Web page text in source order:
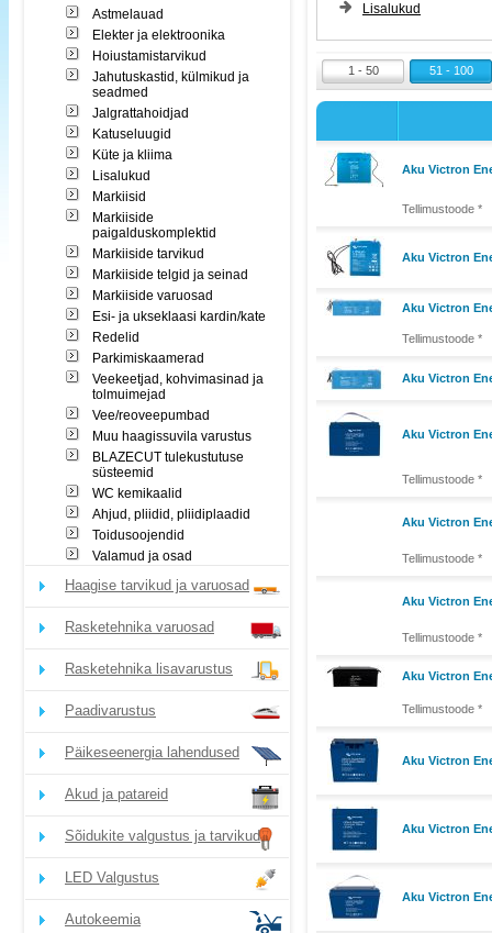
Astmelauad
Elekter ja elektroonika
Hoiustamistarvikud
Jahutuskastid, külmikud ja
seadmed
Jalgrattahoidjad
Katuseluugid
Küte ja kliima
Lisalukud
Markiisid
Markiiside
paigalduskomplektid
Markiiside tarvikud
Markiiside telgid ja seinad
Markiiside varuosad
Esi- ja ukseklaasi kardin/kate
Redelid
Parkimiskaamerad
Veekeetjad, kohvimasinad ja
tolmuimejad
Vee/reoveepumbad
Muu haagissuvila varustus
BLAZECUT tulekustutuse
süsteemid
WC kemikaalid
Ahjud, pliidid, pliidiplaadid
Toidusoojendid
Valamud ja osad
Haagise tarvikud ja varuosad
Rasketehnika varuosad
Rasketehnika lisavarustus
Paadivarustus
Päikeseenergia lahendused
Akud ja patareid
Sõidukite valgustus ja tarvikud
LED Valgustus
Autokeemia
Lisalukud
1 - 50 51 - 100
Aku Victron
Tellimustoode *
Aku Victron
Aku Victron
Tellimustoode *
Aku Victron
Aku Victron
Tellimustoode *
Aku Victron
Tellimustoode *
Aku Victron
Tellimustoode *
Aku Victron
Tellimustoode *
Aku Victron
Aku Victron
Aku Victron